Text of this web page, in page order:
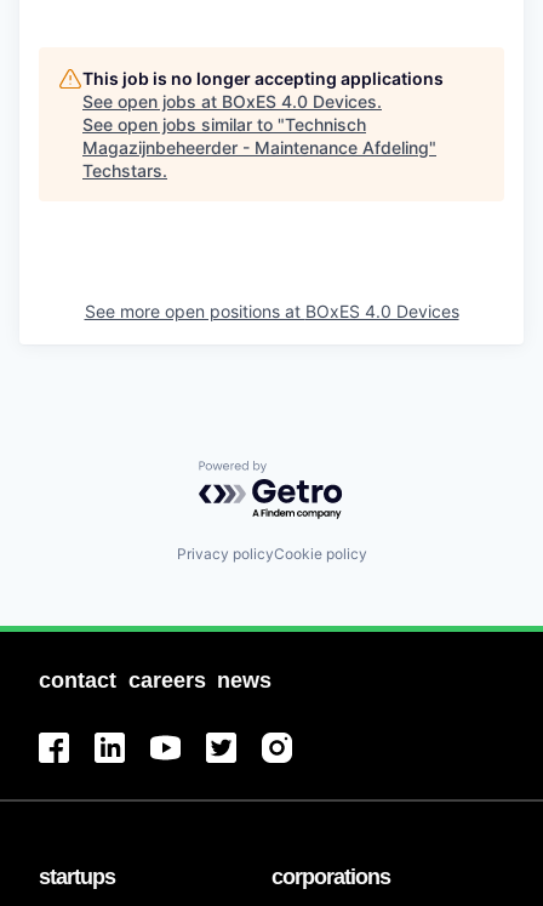
This job is no longer accepting applications
See open jobs at BOxES 4.0 Devices.
See open jobs similar to "Technisch
Magazijnbeheerder - Maintenance Afdeling"
Techstars.
See more open positions at BOxES 4.0 Devices
Powered by Getro.com
Privacy policyCookie policy
contact careers news
startups corporations